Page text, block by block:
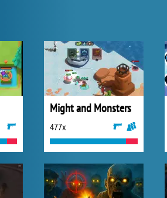
Might and Monsters
477x